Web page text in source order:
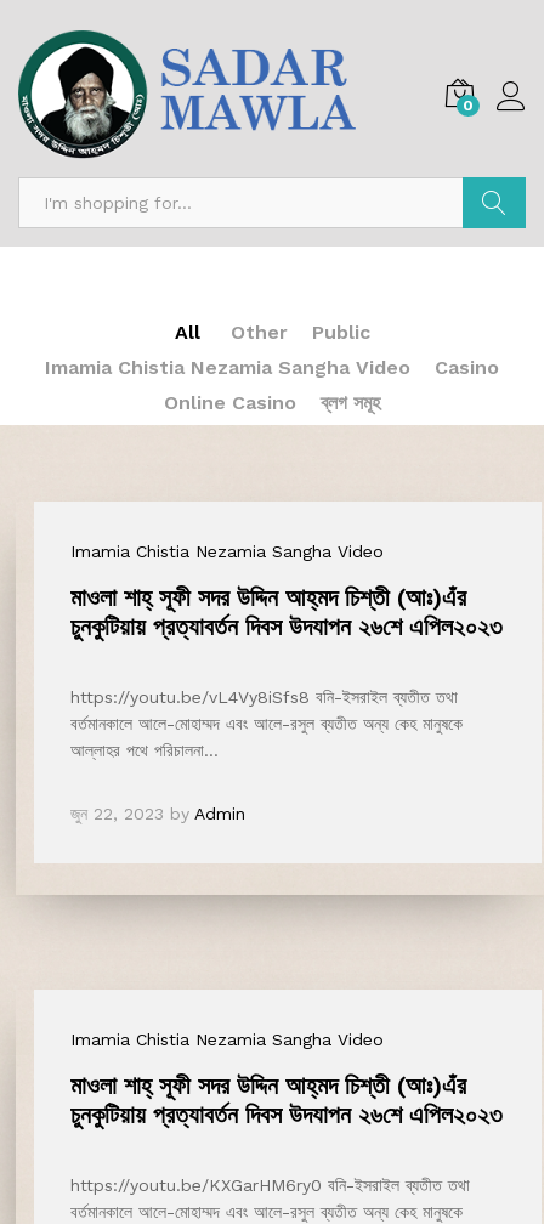
0
All Other
Public
Imamia Chistia Nezamia Sangha Video
Casino
Online Casino
ব্লগ সমূহ
Imamia Chistia Nezamia Sangha Video
মাওলা শাহ্‌ সূফী সদর উদ্দিন আহ্‌মদ চিশ্‌তী (আঃ)এঁর
চুনকুটিয়ায় প্রত্যাবর্তন দিবস উদযাপন ২৬শে এপিল২০২৩
https://youtu.be/vL4Vy8iSfs8 বনি-ইসরাইল ব্যতীত তথা
বর্তমানকালে আলে-মোহাম্মদ এবং আলে-রসুল ব্যতীত অন্য কেহ মানুষকে
আল্লাহর পথে পরিচালনা…
জুন 22, 2023 by Admin
Imamia Chistia Nezamia Sangha Video
মাওলা শাহ্‌ সূফী সদর উদ্দিন আহ্‌মদ চিশ্‌তী (আঃ)এঁর
চুনকুটিয়ায় প্রত্যাবর্তন দিবস উদযাপন ২৬শে এপিল২০২৩
https://youtu.be/KXGarHM6ry0 বনি-ইসরাইল ব্যতীত তথা
বর্তমানকালে আলে-মোহাম্মদ এবং আলে-রসুল ব্যতীত অন্য কেহ মানুষকে